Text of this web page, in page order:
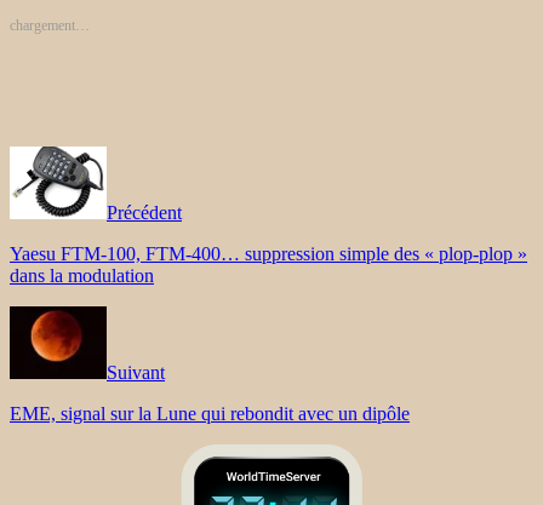
chargement…
Précédent
Yaesu FTM-100, FTM-400… suppression simple des « plop-plop »
dans la modulation
Suivant
EME, signal sur la Lune qui rebondit avec un dipôle